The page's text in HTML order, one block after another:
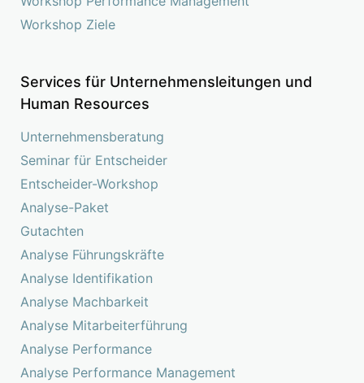
Workshop Ziele
Services für Unternehmensleitungen und
Human Resources
Unternehmensberatung
Seminar für Entscheider
Entscheider-Workshop
Analyse-Paket
Gutachten
Analyse Führungskräfte
Analyse Identifikation
Analyse Machbarkeit
Analyse Mitarbeiterführung
Analyse Performance
Analyse Performance Management